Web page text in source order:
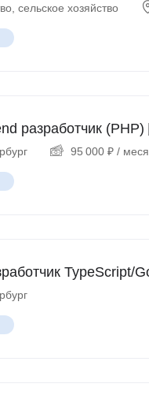
сельское хозяйство
разработчик (PHP)
95 000 ₽ /
TypeScript/